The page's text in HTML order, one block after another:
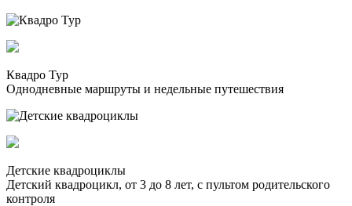
Квадро Тур
Однодневные маршруты и недельные путешествия
Детские квадроциклы
Детский квадроцикл, от 3 до 8 лет, с пультом родительского
контроля